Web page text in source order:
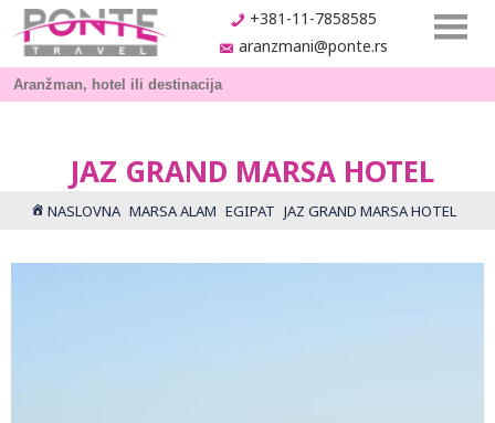
+381-11-7858585
aranzmani@ponte.rs
JAZ GRAND MARSA HOTEL
NASLOVNA MARSA ALAM EGIPAT JAZ GRAND MARSA HOTEL